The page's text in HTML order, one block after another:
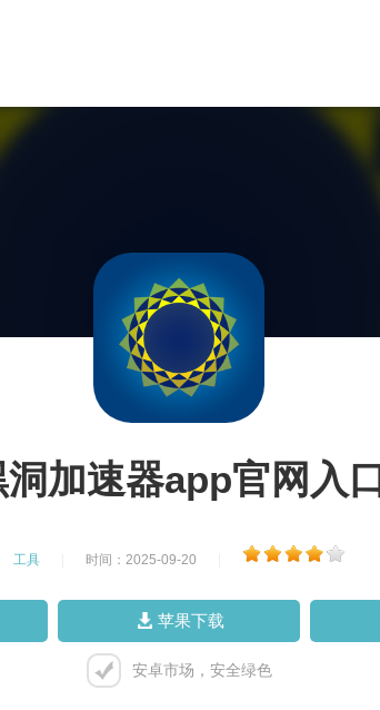
洞加速器app官网入口
工具 时间：2025-09-20
苹果下载
安卓市场，安全绿色